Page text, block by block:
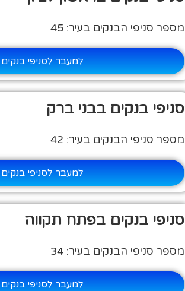
מספר סניפי הבנקים בעיר: 45
למעבר לסניפי בנקים
סניפי בנקים בבני ברק
מספר סניפי הבנקים בעיר: 42
למעבר לסניפי בנקים
סניפי בנקים בפתח תקווה
מספר סניפי הבנקים בעיר: 34
למעבר לסניפי בנקים